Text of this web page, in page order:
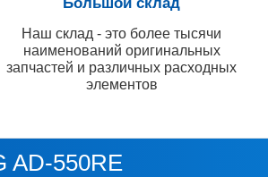
Наш склад - это более тысячи
наименований оригинальных
запчастей и различных расходных
элементов
AD-550RE